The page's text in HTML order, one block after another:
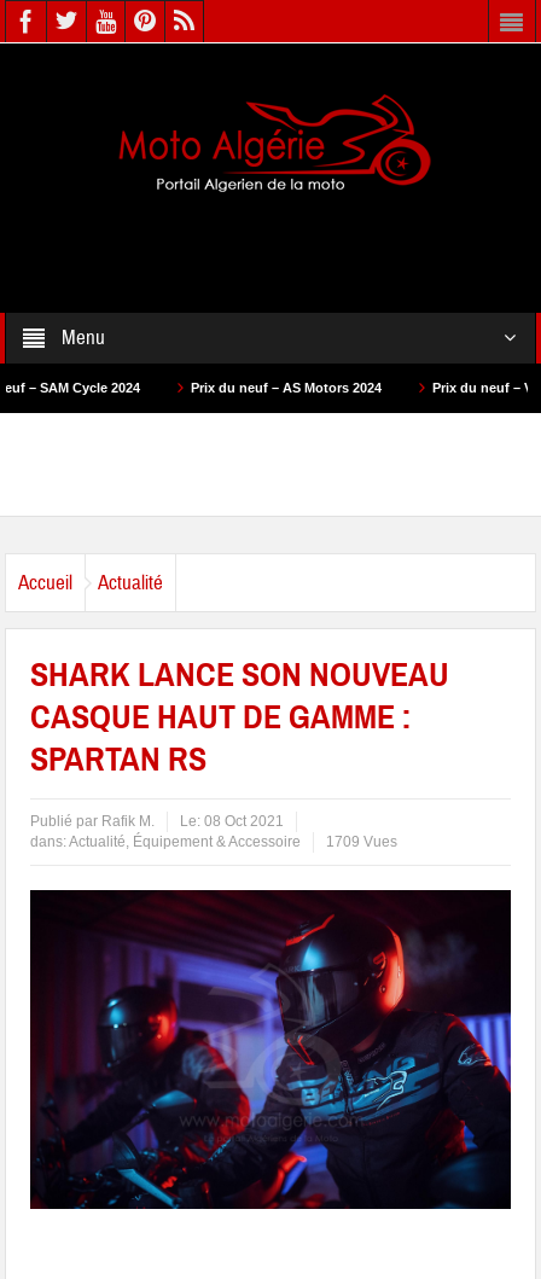
Menu
Prix du neuf – AS Motors 2024 Prix du neuf – VMS 2024 Prix du
Accueil Actualité
SHARK LANCE SON NOUVEAU
CASQUE HAUT DE GAMME :
SPARTAN RS
Publié par Rafik M. Le:08 Oct 2021
dans:Actualité, Équipement & Accessoire 1709 Vues